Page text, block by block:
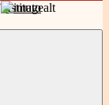
Istituto